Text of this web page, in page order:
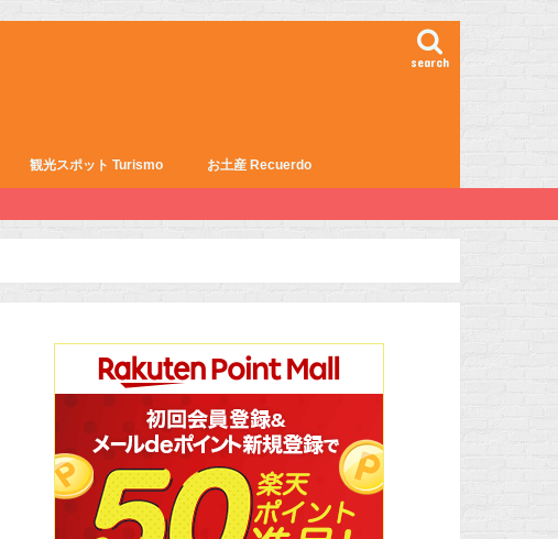
search
観光スポット Turismo お土産 Recuerdo